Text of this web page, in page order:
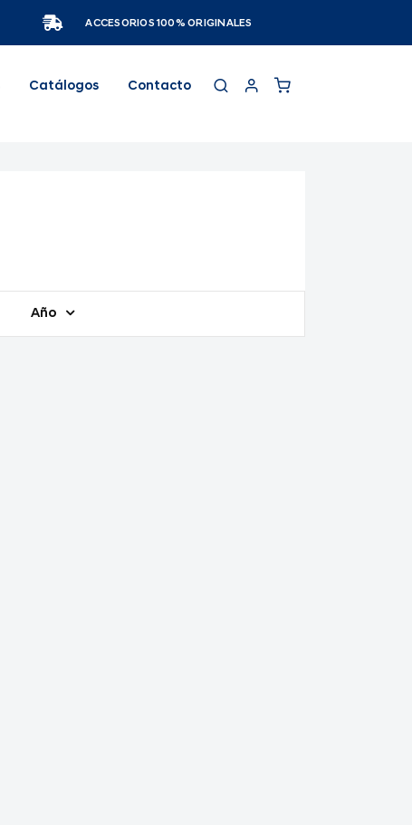
ACCESORIOS 100% ORIGINALES
Catálogos Contacto
Año